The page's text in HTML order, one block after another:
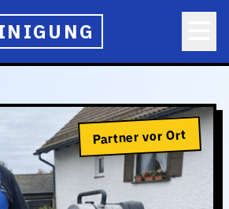
Partner vor Ort